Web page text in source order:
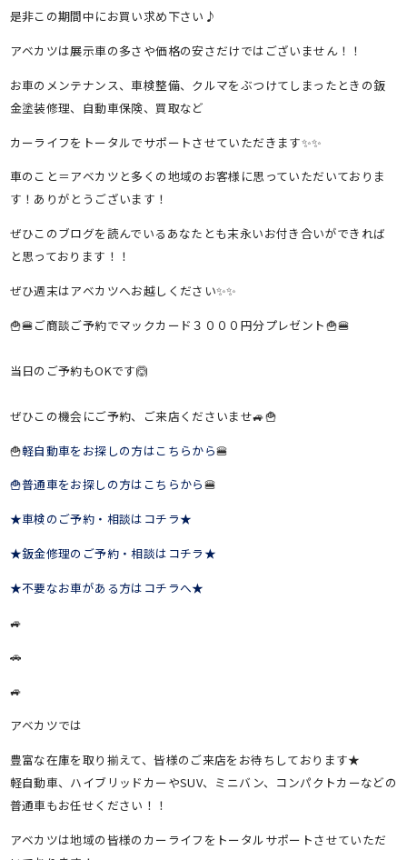
是非この期間中にお買い求め下さい♪
アベカツは展示車の多さや価格の安さだけではございません！！
お車のメンテナンス、車検整備、クルマをぶつけてしまったときの鈑
金塗装修理、自動車保険、買取など
カーライフをトータルでサポートさせていただきます✨✨
車のこと＝アベカツと多くの地域のお客様に思っていただいておりま
す！ありがとうございます！
ぜひこのブログを読んでいるあなたとも末永いお付き合いができれば
と思っております！！
ぜひ週末はアベカツへお越しください✨✨
🍟🍔ご商談ご予約でマックカード３０００円分プレゼント🍟🍔
当日のご予約もOKです🙆
ぜひこの機会にご予約、ご来店くださいませ🚙🍟
🍟軽自動車をお探しの方はこちらから🍔
🍟普通車をお探しの方はこちらから🍔
★車検のご予約・相談はコチラ★
★鈑金修理のご予約・相談はコチラ★
★不要なお車がある方はコチラへ★
🚙
🚗
🚙
アベカツでは
豊富な在庫を取り揃えて、皆様のご来店をお待ちしております★
軽自動車、ハイブリッドカーやSUV、ミニバン、コンパクトカーなどの
普通車もお任せください！！
アベカツは地域の皆様のカーライフをトータルサポートさせていただ